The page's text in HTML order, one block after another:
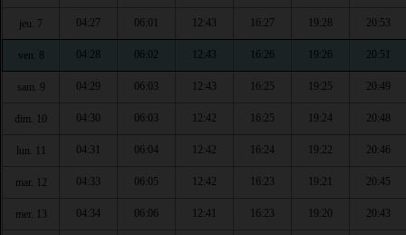
jeu. 7 04:27 06:01 12:43 16:27 19:28 20:53
ven. 8 04:28 06:02 12:43 16:26 19:26 20:51
sam. 9 04:29 06:03 12:43 16:25 19:25 20:49
dim. 10 04:30 06:03 12:42 16:25 19:24 20:48
lun. 11 04:31 06:04 12:42 16:24 19:22 20:46
mar. 12 04:33 06:05 12:42 16:23 19:21 20:45
mer. 13 04:34 06:06 12:41 16:23 19:20 20:43